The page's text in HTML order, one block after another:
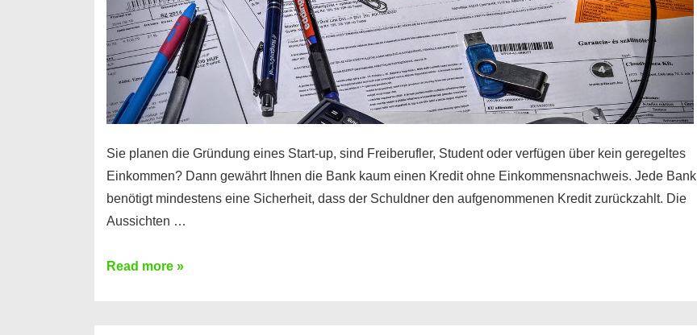
Sie planen die Gründung eines Start-up, sind Freiberufler, Student oder verfügen über kein geregeltes
Einkommen? Dann gewährt Ihnen die Bank kaum einen Kredit ohne Einkommensnachweis. Jede Bank
benötigt mindestens eine Sicherheit, dass der Schuldner den aufgenommenen Kredit zurückzahlt. Die
Aussichten …
Mit
Read more »